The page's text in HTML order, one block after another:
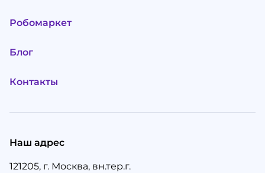
Робомаркет
Блог
Контакты
Наш адрес
121205, г. Москва, вн.тер.г.